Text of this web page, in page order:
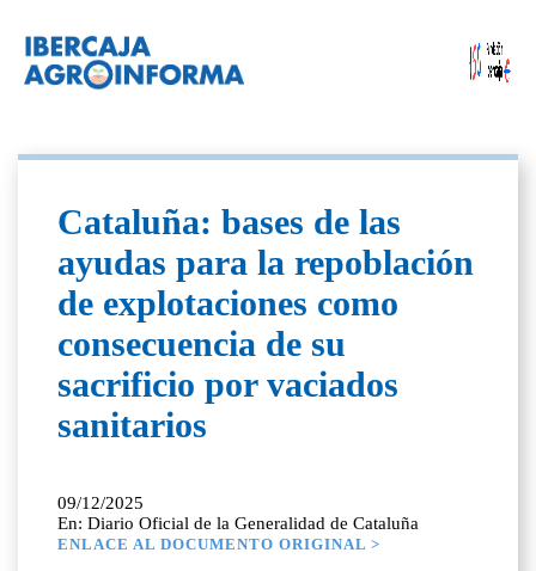
Cataluña: bases de las
ayudas para la repoblación
de explotaciones como
consecuencia de su
sacrificio por vaciados
sanitarios
09/12/2025
En: Diario Oficial de la Generalidad de Cataluña
ENLACE AL DOCUMENTO ORIGINAL >